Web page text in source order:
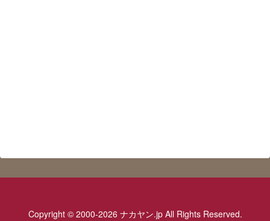
Copyright © 2000-2026 ナカヤン.jp All Rights Reserved.